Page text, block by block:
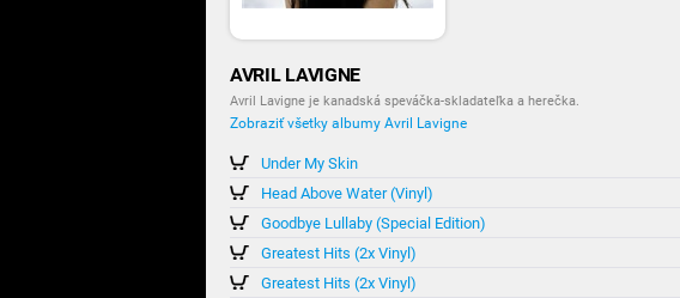
AVRIL LAVIGNE
Avril Lavigne je kanadská speváčka-skladateľka a herečka.
Zobraziť všetky albumy Avril Lavigne
Under My Skin
Head Above Water (Vinyl)
Goodbye Lullaby (Special Edition)
Greatest Hits (2x Vinyl)
Greatest Hits (2x Vinyl)